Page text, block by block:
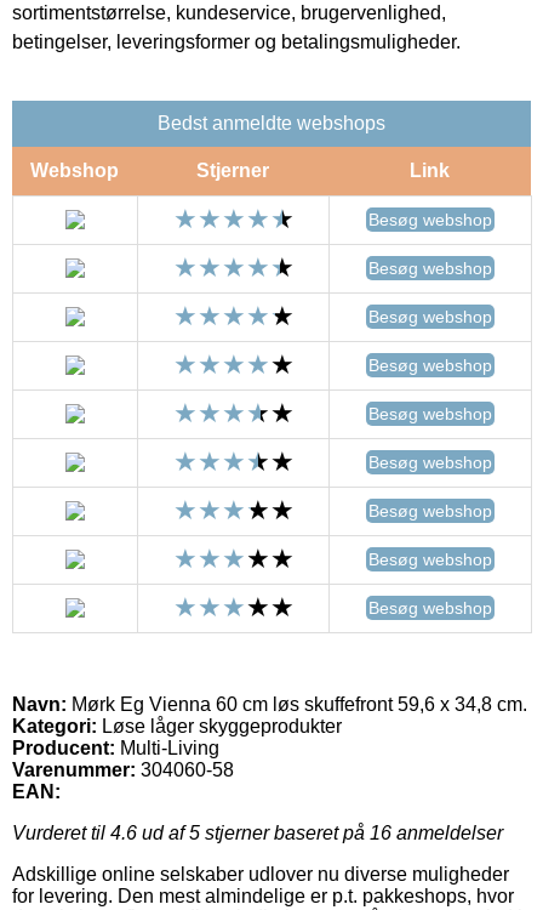
sortimentstørrelse, kundeservice, brugervenlighed,
betingelser, leveringsformer og betalingsmuligheder.
Bedst anmeldte webshops
Webshop Stjerner Link
Besøg webshop
Besøg webshop
Besøg webshop
Besøg webshop
Besøg webshop
Besøg webshop
Besøg webshop
Besøg webshop
Besøg webshop
Navn: Mørk Eg Vienna 60 cm løs skuffefront 59,6 x 34,8 cm.
Kategori: Løse låger skyggeprodukter
Producent: Multi-Living
Varenummer: 304060-58
EAN:
Vurderet til 4.6 ud af 5 stjerner baseret på 16 anmeldelser
Adskillige online selskaber udlover nu diverse muligheder
for levering. Den mest almindelige er p.t. pakkeshops, hvor